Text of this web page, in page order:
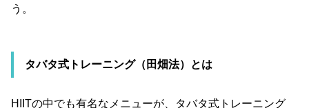
う。
タバタ式トレーニング（田畑法）とは
HIITの中でも有名なメニューが、タバタ式トレーニング